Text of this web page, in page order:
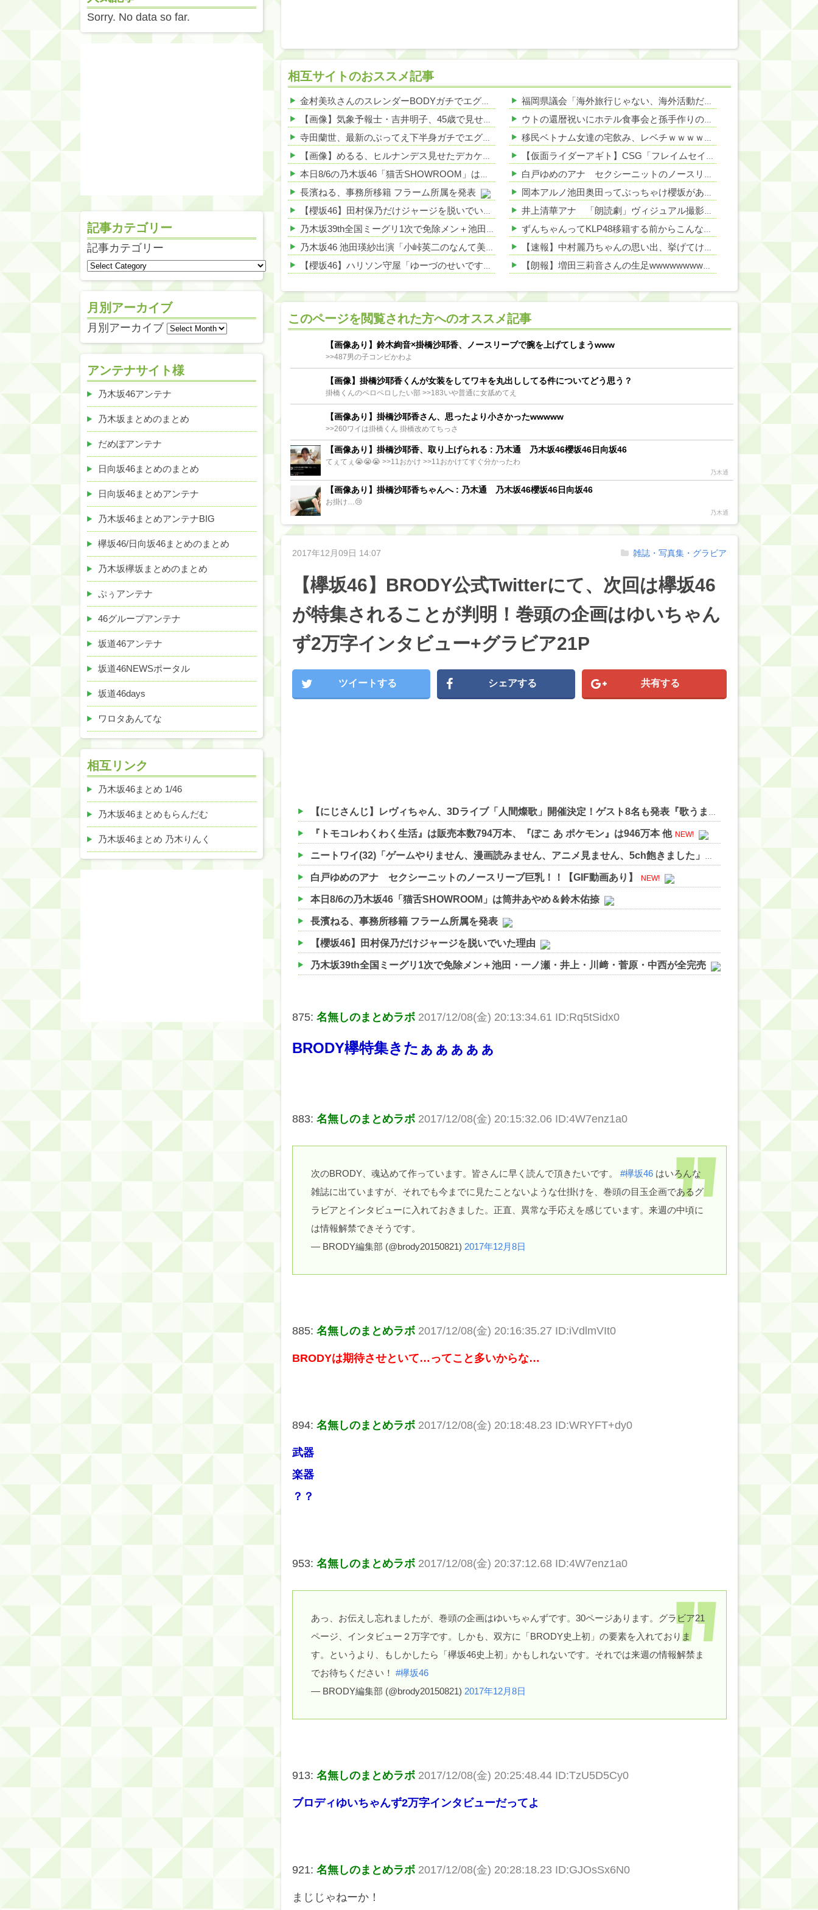
相互サイトのおススメ記事
金村美玖さんのスレンダーBODYガチでエグいって・・・ガチでエグいって・・・ 他 NEW!
【画像】気象予報士・吉井明子、45歳で見せたビキニ姿がHすぎる 他 NEW!
寺田蘭世、最新のぶってえ下半身ガチでエグいって・・・ 他 NEW!
【画像】めるる、ヒルナンデス見せたデカケツがそそる 他 NEW!
本日8/6の乃木坂46「猫舌SHOWROOM」は筒井あやめ＆鈴木佑捺
長濱ねる、事務所移籍 フラーム所属を発表
【櫻坂46】田村保乃だけジャージを脱いでいた理由
乃木坂39th全国ミーグリ1次で免除メン＋池田・一ノ瀬・井上・川﨑・菅原・中西が全完売
乃木坂46 池田瑛紗出演「小峠英二のなんて美だ！」テーマ：徳川家康【2025.8.5 24:00〜 TOKYO MX】
【櫻坂46】ハリソン守屋「ゆーづのせいです」【ラヴィット!】
【日向坂46】この月、何かあるのか！？『お願いバッハ！』ミーグリ日程がこちら
Powered by livedoor 相互RSS
福岡県議会「海外旅行じゃない、海外活動だ！」→視察費2.65億円公開で再炎上ｗｗｗ
ウトの還暦祝いにホテル食事会と孫手作りの湯のみを用意。トメ「え？旅行じゃないの？周りは旅行なのに」図々しすぎる暴言に絶句←孫の気持ちを無下にする最低ババア
移民ベトナム女達の宅飲み、レベチｗｗｗｗｗｗｗｗｗｗｗｗｗｗｗｗｗｗｗｗｗｗｗｗ
【仮面ライダーアギト】CSG「フレイムセイバー」【プレバン受注開始】
白戸ゆめのアナ セクシーニットのノースリーブ巨乳！！【GIF動画あり】
岡本アルノ池田奥田ってぶっちゃけ櫻坂があってたよな
井上清華アナ 「朗読劇」ヴィジュアル撮影！！【GIF動画あり】
ずんちゃんってKLP48移籍する前からこんなに人気あったの？【AKB48山根涼羽】
【速報】中村麗乃ちゃんの思い出、挙げてけwwwwwwwwwww
【朗報】増田三莉音さんの生足wwwwwwwwwwww
乃木坂46『オリコン上半期SG1位獲得!!』←もうこれ今が全盛期だろwwwwww
Powered by livedoor 相互RSS
このページを閲覧された方へのオススメ記事
【画像あり】鈴木絢音×掛橋沙耶香、ノースリーブで腕を上げてしまうwww
>>487男の子コンビかわよ
【画像】掛橋沙耶香くんが女装をしてワキを丸出ししてる件についてどう思う？
掛橋くんのペロペロしたい部 >>183いや普通に女舐めてえ
【画像あり】掛橋沙耶香さん、思ったより小さかったwwwww
>>260ワイは掛橋くん 掛橋改めてちっさ
【画像あり】掛橋沙耶香、取り上げられる : 乃木通 乃木坂46櫻坂46日向坂46
てぇてぇ😭😭😭 >>11おかけ >>11おかけてすぐ分かったわ
乃木通
【画像あり】掛橋沙耶香ちゃんへ : 乃木通 乃木坂46櫻坂46日向坂46
お掛け…😢
乃木通
2017年12月09日 14:07
【欅坂46】BRODY公式Twitterにて、次回は欅坂46
が特集されることが判明！巻頭の企画はゆいちゃん
ず2万字インタビュー+グラビア21P
雑誌・写真集・グラビア
ツイートする シェアする 共有する
【にじさんじ】レヴィちゃん、3Dライブ「人間燦歌」開催決定！ゲスト8名も発表『歌うまバイキングなゲストや』【8/18(火)21:00】 他
『トモコレわくわく生活』は販売本数794万本、『ぽこ あ ポケモン』は946万本 他 NEW!
ニートワイ(32)「ゲームやりません、漫画読みません、アニメ見ません、5ch飽きました」←こいつに勧めたい趣味 他
白戸ゆめのアナ セクシーニットのノースリーブ巨乳！！【GIF動画あり】 NEW!
本日8/6の乃木坂46「猫舌SHOWROOM」は筒井あやめ＆鈴木佑捺
長濱ねる、事務所移籍 フラーム所属を発表
【櫻坂46】田村保乃だけジャージを脱いでいた理由
乃木坂39th全国ミーグリ1次で免除メン＋池田・一ノ瀬・井上・川﨑・菅原・中西が全完売
【櫻坂46】ミーグリで喧嘩！？山下瞳月、これはマジギレしてる
【速報】中村麗乃ちゃんの思い出、挙げてけwwwwwwwwwww
【川﨑桜】まあ、でも筑駒は断れないだろ？
875: 名無しのまとめラボ 2017/12/08(金) 20:13:34.61 ID:Rq5tSidx0
BRODY欅特集きたぁぁぁぁぁ
883: 名無しのまとめラボ 2017/12/08(金) 20:15:32.06 ID:4W7enz1a0
次のBRODY、魂込めて作っています。皆さんに早く読んで頂きたいです。 #欅坂46 はいろんな
雑誌に出ていますが、それでも今までに見たことないような仕掛けを、巻頭の目玉企画であるグ
ラビアとインタビューに入れておきました。正直、異常な手応えを感じています。来週の中頃に
は情報解禁できそうです。
— BRODY編集部 (@brody20150821) 2017年12月8日
885: 名無しのまとめラボ 2017/12/08(金) 20:16:35.27 ID:iVdlmVIt0
BRODYは期待させといて…ってこと多いからな…
894: 名無しのまとめラボ 2017/12/08(金) 20:18:48.23 ID:WRYFT+dy0
武器
楽器
？？
953: 名無しのまとめラボ 2017/12/08(金) 20:37:12.68 ID:4W7enz1a0
あっ、お伝えし忘れましたが、巻頭の企画はゆいちゃんずです。30ページあります。グラビア21
ページ、インタビュー２万字です。しかも、双方に「BRODY史上初」の要素を入れておりま
す。というより、もしかしたら「欅坂46史上初」かもしれないです。それでは来週の情報解禁ま
でお待ちください！ #欅坂46
— BRODY編集部 (@brody20150821) 2017年12月8日
913: 名無しのまとめラボ 2017/12/08(金) 20:25:48.44 ID:TzU5D5Cy0
ブロディゆいちゃんず2万字インタビューだってよ
921: 名無しのまとめラボ 2017/12/08(金) 20:28:18.23 ID:GJOsSx6N0
まじじゃねーか！
Sorry. No data so far.
記事カテゴリー
記事カテゴリー
月別アーカイブ
月別アーカイブ
アンテナサイト様
乃木坂46アンテナ
乃木坂まとめのまとめ
だめぽアンテナ
日向坂46まとめのまとめ
日向坂46まとめアンテナ
乃木坂46まとめアンテナBIG
欅坂46/日向坂46まとめのまとめ
乃木坂欅坂まとめのまとめ
ぷぅアンテナ
46グループアンテナ
坂道46アンテナ
坂道46NEWSポータル
坂道46days
ワロタあんてな
相互リンク
乃木坂46まとめ 1/46
乃木坂46まとめもらんだむ
乃木坂46まとめ 乃木りんく